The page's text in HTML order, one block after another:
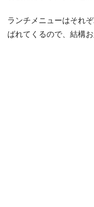
ランチメニューはそれ
ばれてくるので、結構